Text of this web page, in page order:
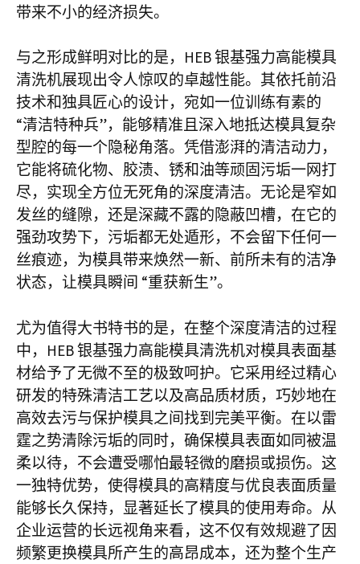
带来不小的经济损失。
与之形成鲜明对比的是，HEB 银基强力高能模具
清洗机展现出令人惊叹的卓越性能。其依托前沿
技术和独具匠心的设计，宛如一位训练有素的
“清洁特种兵”，能够精准且深入地抵达模具复杂
型腔的每一个隐秘角落。凭借澎湃的清洁动力，
它能将硫化物、胶渍、锈和油等顽固污垢一网打
尽，实现全方位无死角的深度清洁。无论是窄如
发丝的缝隙，还是深藏不露的隐蔽凹槽，在它的
强劲攻势下，污垢都无处遁形，不会留下任何一
丝痕迹，为模具带来焕然一新、前所未有的洁净
状态，让模具瞬间 “重获新生”。
尤为值得大书特书的是，在整个深度清洁的过程
中，HEB 银基强力高能模具清洗机对模具表面基
材给予了无微不至的极致呵护。它采用经过精心
研发的特殊清洁工艺以及高品质材质，巧妙地在
高效去污与保护模具之间找到完美平衡。在以雷
霆之势清除污垢的同时，确保模具表面如同被温
柔以待，不会遭受哪怕最轻微的磨损或损伤。这
一独特优势，使得模具的高精度与优良表面质量
能够长久保持，显著延长了模具的使用寿命。从
企业运营的长远视角来看，这不仅有效规避了因
频繁更换模具所产生的高昂成本，还为整个生产